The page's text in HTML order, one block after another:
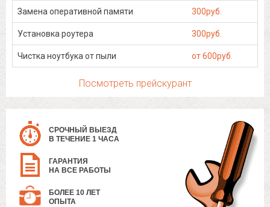
Замена оперативной памяти 300руб.
Установка роутера 300руб.
Чистка ноутбука от пыли от 600руб.
Посмотреть прейскурант
СРОЧНЫЙ ВЫЕЗД
В ТЕЧЕНИЕ 1 ЧАСА
ГАРАНТИЯ
НА ВСЕ РАБОТЫ
БОЛЕЕ 10 ЛЕТ
ОПЫТА